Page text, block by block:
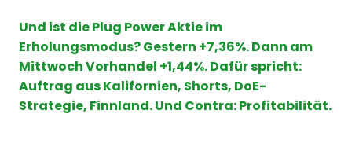
Und ist die Plug Power Aktie im
Erholungsmodus? Gestern +7,36%. Dann am
Mittwoch Vorhandel +1,44%. Dafür spricht:
Auftrag aus Kalifornien, Shorts, DoE-
Strategie, Finnland. Und Contra: Profitabilität.